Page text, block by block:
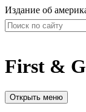
Издание об
First &
Открыть меню